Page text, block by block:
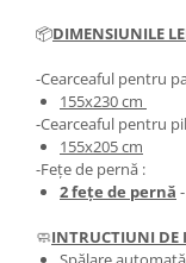
📦DIMENSIUNILE
-Cearceaful pentru
155x230 cm
-Cearceaful pentru
155x205 cm
-Fețe de pernă :
2 fețe de pernă
🧼INTRUCTIUNI DE